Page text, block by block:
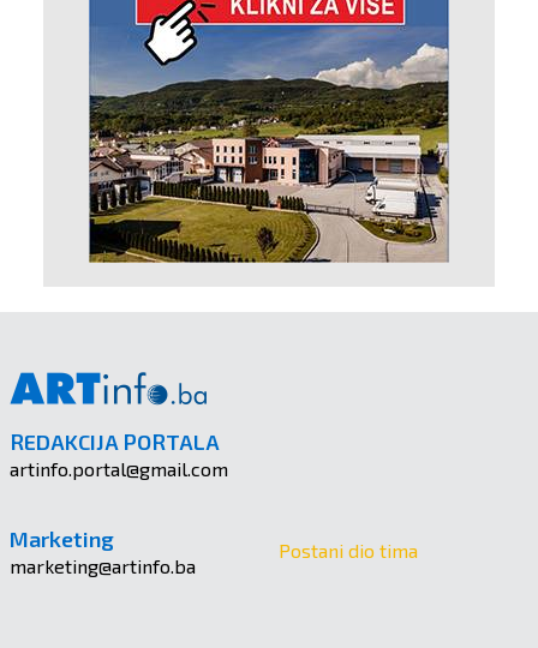
REDAKCIJA PORTALA
artinfo.portal@gmail.com
Marketing
marketing@artinfo.ba
Postani dio tima